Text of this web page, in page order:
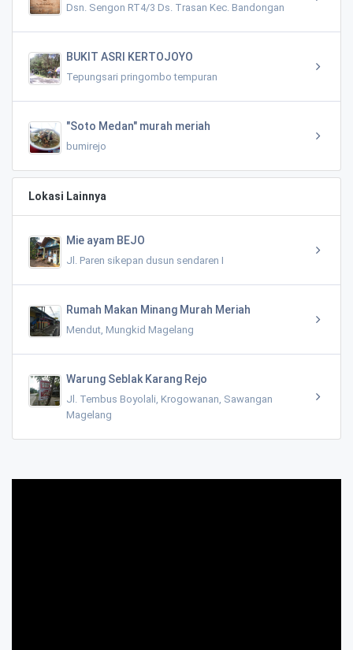
Dsn. Sengon RT4/3 Ds. Trasan Kec. Bandongan
BUKIT ASRI KERTOJOYO
Tepungsari pringombo tempuran
"Soto Medan" murah meriah
bumirejo
Lokasi Lainnya
Mie ayam BEJO
Jl. Paren sikepan dusun sendaren I
Rumah Makan Minang Murah Meriah
Mendut, Mungkid Magelang
Warung Seblak Karang Rejo
Jl. Tembus Boyolali, Krogowanan, Sawangan
Magelang